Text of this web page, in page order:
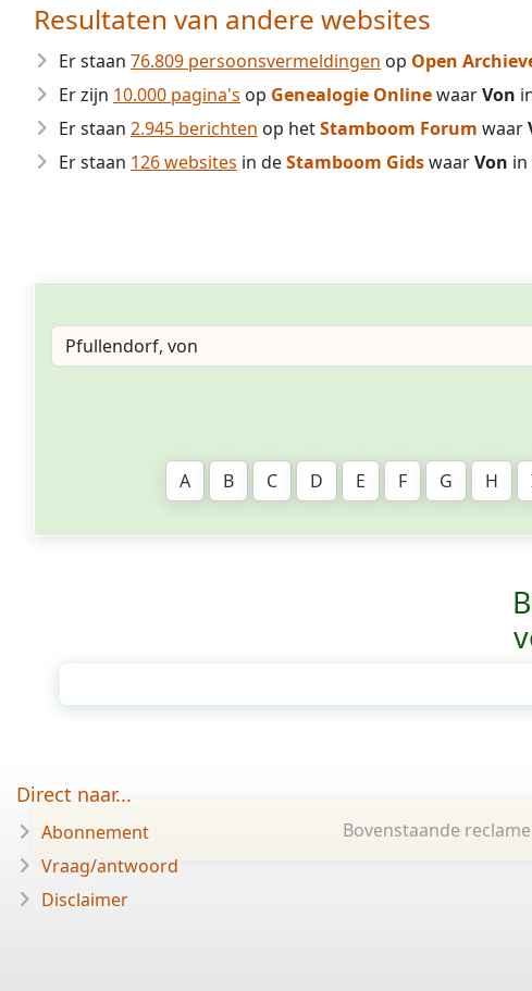
Resultaten van andere websites
Er staan 76.809 persoonsvermeldingen op Open
Er zijn 10.000 pagina's op Genealogie OnlinewaarVon
Er staan 2.945 berichten op hetStamboom Forum waar
Er staan 126 websites in deStamboom GidswaarVon
A
B C D E F G H
Bovenstaande
Direct naar...
Abonnement
Vraag/antwoord
Disclaimer